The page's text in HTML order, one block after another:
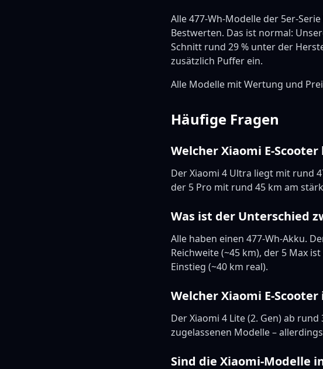
Alle 477-Wh-Modelle der 5er-
Bestwerten. Das ist normal:
Schnitt rund 29 % unter der
zusätzlich Puffer ein.
Alle Modelle mit Wertung und
Häufige Fragen
Welcher Xiaomi E-
Der Xiaomi 4 Ultra liegt mit rund
der 5 Pro mit rund 45 km am
Was ist der Unterschied
Alle haben einen 477-Wh-Akku.
Reichweite (~45 km), der 5 Max
Einstieg (~40 km real).
Welcher Xiaomi E-
Der Xiaomi 4 Lite (2. Gen) ab
zugelassenen Modelle –
Sind die Xiaomi-Modelle